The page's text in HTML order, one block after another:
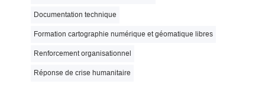
Documentation technique
Formation cartographie numérique et géomatique libres
Renforcement organisationnel
Réponse de crise humanitaire